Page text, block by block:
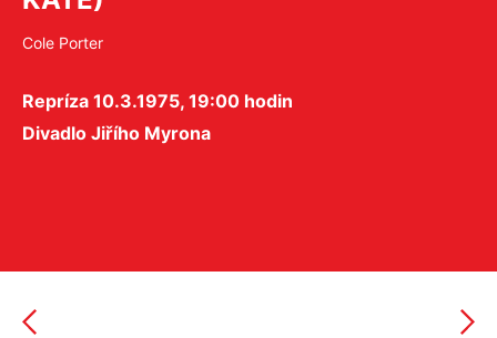
Cole Porter
Repríza 10.3.1975, 19:00 hodin
Divadlo Jiřího Myrona